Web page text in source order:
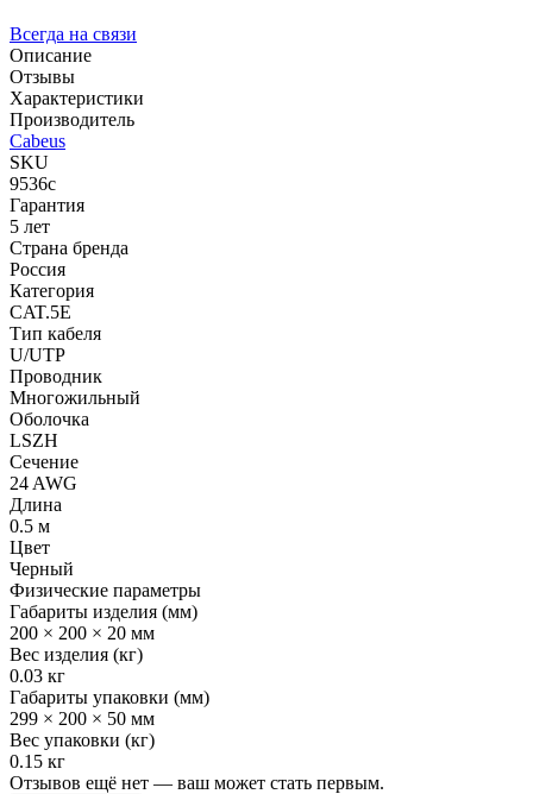
Всегда на связи
Описание
Отзывы
Характеристики
Производитель
Cabeus
SKU
9536c
Гарантия
5 лет
Страна бренда
Россия
Категория
CAT.5E
Тип кабеля
U/UTP
Проводник
Многожильный
Оболочка
LSZH
Сечение
24 AWG
Длина
0.5 м
Цвет
Черный
Физические параметры
Габариты изделия (мм)
200 × 200 × 20 мм
Вес изделия (кг)
0.03 кг
Габариты упаковки (мм)
299 × 200 × 50 мм
Вес упаковки (кг)
0.15 кг
Отзывов ещё нет — ваш может стать первым.